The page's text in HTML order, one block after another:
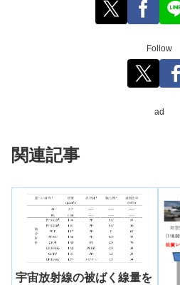
Follow
ad
関連記事
宇宙放射線の被ばく線量を